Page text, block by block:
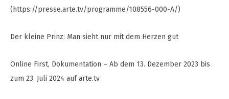
(https://presse.arte.tv/programme/108556-000-A/)
Der kleine Prinz: Man sieht nur mit dem Herzen gut
Online First, Dokumentation – Ab dem 13. Dezember 2023 bis
zum 23. Juli 2024 auf arte.tv